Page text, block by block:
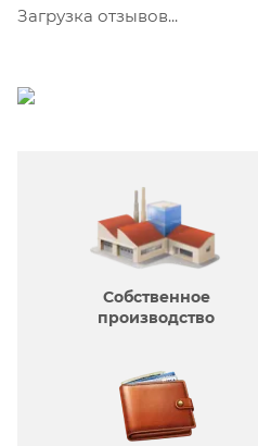
Загрузка отзывов...
Собственное
производcтво